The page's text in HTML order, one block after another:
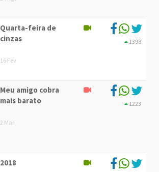
Quarta-feira de
cinzas
16 Fev
1398
Meu amigo cobra
mais barato
2 Mar
1223
2018